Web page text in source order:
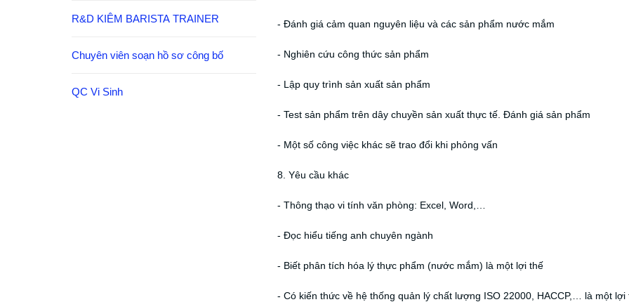
- Đánh giá cảm quan nguyên liệu và các sản phẩm nước mắm
- Nghiên cứu công thức sản phẩm
- Lập quy trình sản xuất sản phẩm
- Test sản phẩm trên dây chuyền sản xuất thực tế. Đánh giá sản phẩm
- Một số công việc khác sẽ trao đổi khi phỏng vấn
8. Yêu cầu khác
- Thông thạo vi tính văn phòng: Excel, Word,…
- Đọc hiểu tiếng anh chuyên ngành
- Biết phân tích hóa lý thực phẩm (nước mắm) là một lợi thế
- Có kiến thức về hệ thống quản lý chất lượng ISO 22000, HACCP,… là một lợi
R&D KIÊM BARISTA TRAINER
Chuyên viên soạn hồ sơ công bố
QC Vi Sinh